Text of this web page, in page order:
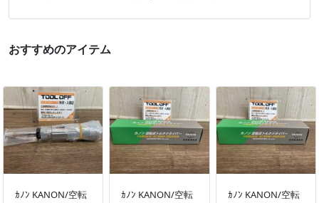
おすすめのアイテム
ｶﾉﾝ KANON/空転
ｶﾉﾝ KANON/空転
ｶﾉﾝ KANON/空転